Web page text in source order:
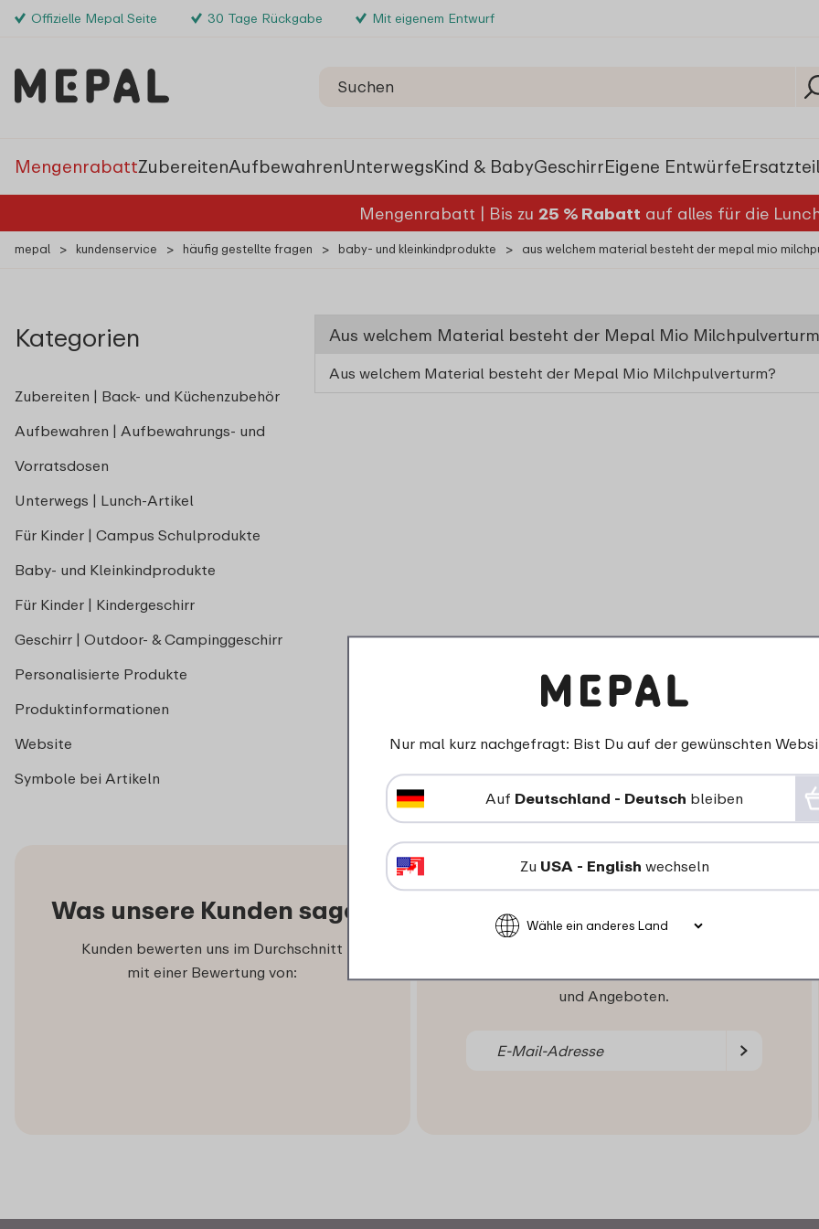
Offizielle Mepal Seite 30 Tage Rückgabe Mit eigenem Entwurf
MengenrabattZubereitenAufbewahrenUnterwegsKind & BabyGeschirrEigene Entwürfe
Mengenrabatt | Bis zu 25 % Rabatt auf alles für die
mepal > kundenservice > häufig gestellte fragen > baby- und kleinkindprodukte > aus welchem material besteht der mepal mio
Kategorien
Zubereiten | Back- und Küchenzubehör
Aufbewahren | Aufbewahrungs- und
Vorratsdosen
Unterwegs | Lunch-Artikel
Für Kinder | Campus Schulprodukte
Baby- und Kleinkindprodukte
Für Kinder | Kindergeschirr
Geschirr | Outdoor- & Campinggeschirr
Personalisierte Produkte
Produktinformationen
Website
Symbole bei Artikeln
Aus welchem Material besteht der Mepal Mio
Aus welchem Material besteht der Mepal Mio Milchpulverturm?
Was unsere Kunden sagen
Kunden bewerten uns im Durchschnitt
mit einer Bewertung von:
und Angeboten.
Nur mal kurz nachgefragt: Bist Du auf der gewünschten
Auf Deutschland - Deutsch bleiben
Zu USA - English wechseln